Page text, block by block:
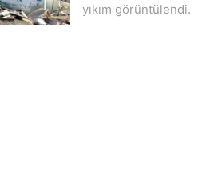
yıkım görüntülendi.